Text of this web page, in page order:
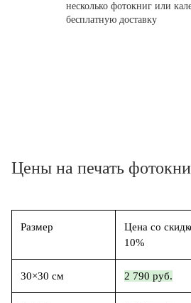
несколько фотокниг или
бесплатную доставку
Цены на печать
Размер
Цена со
10%
30×30 см 2 790 руб.